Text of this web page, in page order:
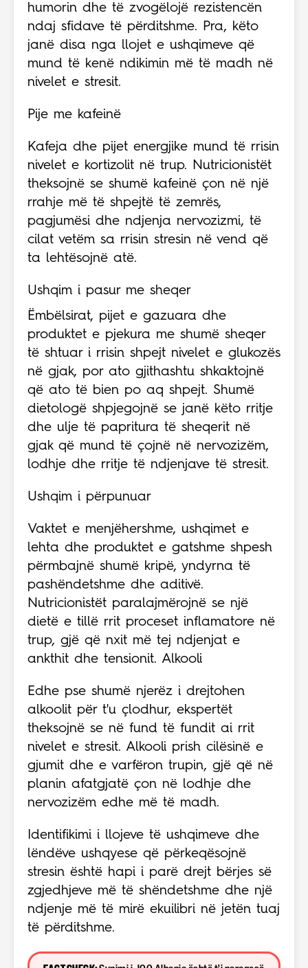
humorin dhe të zvogëlojë rezistencën
ndaj sfidave të përditshme. Pra, këto
janë disa nga llojet e ushqimeve që
mund të kenë ndikimin më të madh në
nivelet e stresit.
Pije me kafeinë
Kafeja dhe pijet energjike mund të rrisin
nivelet e kortizolit në trup. Nutricionistët
theksojnë se shumë kafeinë çon në një
rrahje më të shpejtë të zemrës,
pagjumësi dhe ndjenja nervozizmi, të
cilat vetëm sa rrisin stresin në vend që
ta lehtësojnë atë.
Ushqim i pasur me sheqer
Ëmbëlsirat, pijet e gazuara dhe
produktet e pjekura me shumë sheqer
të shtuar i rrisin shpejt nivelet e glukozës
në gjak, por ato gjithashtu shkaktojnë
që ato të bien po aq shpejt. Shumë
dietologë shpjegojnë se janë këto rritje
dhe ulje të papritura të sheqerit në
gjak që mund të çojnë në nervozizëm,
lodhje dhe rritje të ndjenjave të stresit.
Ushqim i përpunuar
Vaktet e menjëhershme, ushqimet e
lehta dhe produktet e gatshme shpesh
përmbajnë shumë kripë, yndyrna të
pashëndetshme dhe aditivë.
Nutricionistët paralajmërojnë se një
dietë e tillë rrit proceset inflamatore në
trup, gjë që nxit më tej ndjenjat e
ankthit dhe tensionit. Alkooli
Edhe pse shumë njerëz i drejtohen
alkoolit për t'u çlodhur, ekspertët
theksojnë se në fund të fundit ai rrit
nivelet e stresit. Alkooli prish cilësinë e
gjumit dhe e varfëron trupin, gjë që në
planin afatgjatë çon në lodhje dhe
nervozizëm edhe më të madh.
Identifikimi i llojeve të ushqimeve dhe
lëndëve ushqyese që përkeqësojnë
stresin është hapi i parë drejt bërjes së
zgjedhjeve më të shëndetshme dhe një
ndjenje më të mirë ekuilibri në jetën tuaj
të përditshme.